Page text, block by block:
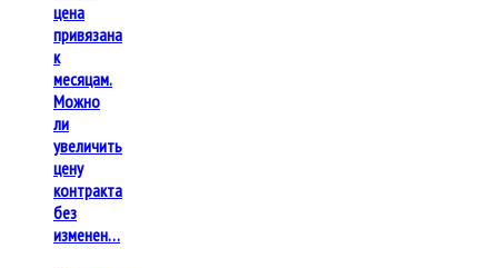
цена
привязана
к
месяцам.
Можно
ли
увеличить
цену
контракта
без
изменен…